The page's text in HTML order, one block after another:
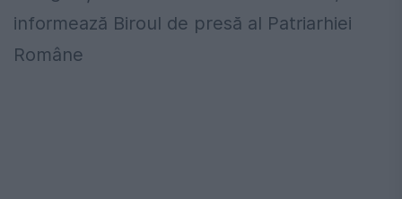
informează Biroul de presă al Patriarhiei
Române